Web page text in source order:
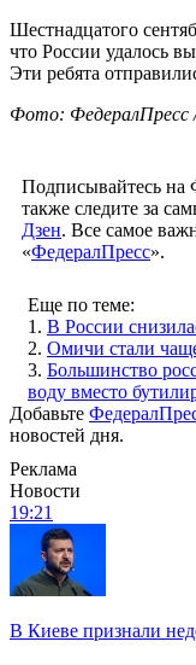
Шестнадцатого
что России удалось
Эти ребята
Фото: ФедералПресс
Подписывайтесь на
также следите за
Дзен. Все самое
«ФедералПресс».
Еще по теме:
1. В России
2. Омичи стали
3. Большинство
воду вместо
Добавьте
новостей дня.
Реклама
Новости
19:21
В Киеве признали